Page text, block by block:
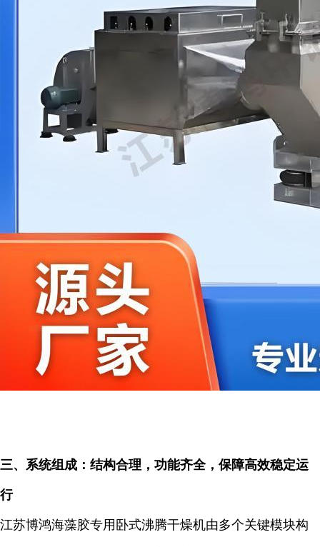
三、系统组成：结构合理，功能齐全，保障高效稳定运
行
江苏博鸿海藻胶专用卧式沸腾干燥机由多个关键模块构